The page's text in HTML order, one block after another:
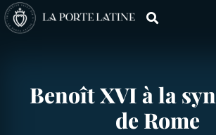
Benoît XVI à la
de Rome